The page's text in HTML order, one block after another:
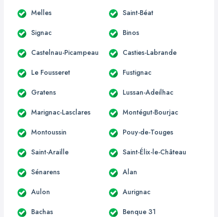
Melles Saint-Béat
Signac Binos
Castelnau-Picampeau Casties-Labrande
Le Fousseret Fustignac
Gratens Lussan-Adeilhac
Marignac-Lasclares Montégut-Bourjac
Montoussin Pouy-de-Touges
Saint-Araille Saint-Élix-le-Château
Sénarens Alan
Aulon Aurignac
Bachas Benque 31